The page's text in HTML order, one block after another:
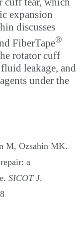
expansion
discusses
FiberTape®
rotator cuff
leakage, and
under the
M, Ozsahin MK.
a
SICOT J.